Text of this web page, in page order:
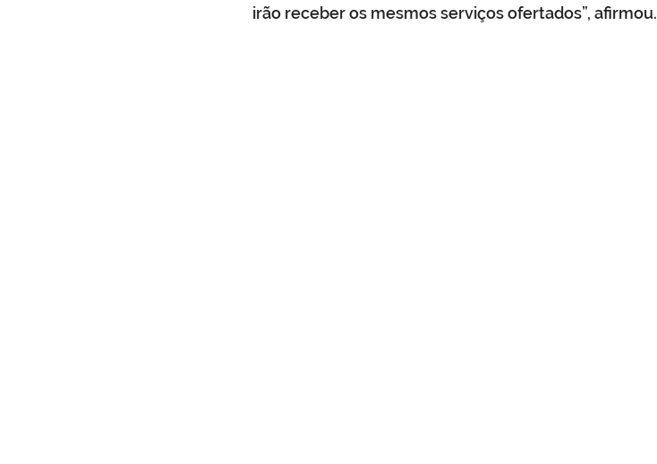
irão receber os mesmos serviços ofertados”, afirmou.